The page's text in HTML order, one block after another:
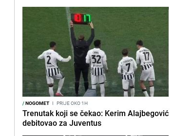
/NOGOMET I PRIJE OKO 1H
Trenutak koji se čekao: Kerim Alajbegović
debitovao za Juventus